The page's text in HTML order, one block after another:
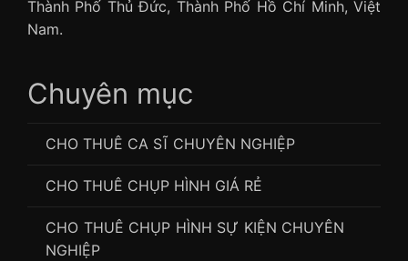
Thành Phố Thủ Đức, Thành Phố Hồ Chí Minh, Việt
Nam.
Chuyên mục
CHO THUÊ CA SĨ CHUYÊN NGHIỆP
CHO THUÊ CHỤP HÌNH GIÁ RẺ
CHO THUÊ CHỤP HÌNH SỰ KIỆN CHUYÊN
NGHIỆP